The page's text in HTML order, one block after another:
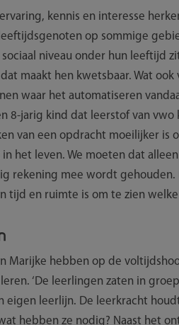
kennis en interesse
op sommige
niveau onder hun leeftijd
maakt hen kwetsbaar. Wat
waar het automatiseren
8-jarig kind dat leerstof van
van een opdracht moeilijker is
het leven. We moeten dat
rekening mee wordt
tijd en ruimte is om te zien
Marijke hebben op de
‘De leerlingen zaten in
eigen leerlijn. De leerkracht
hebben ze nodig? Naast het